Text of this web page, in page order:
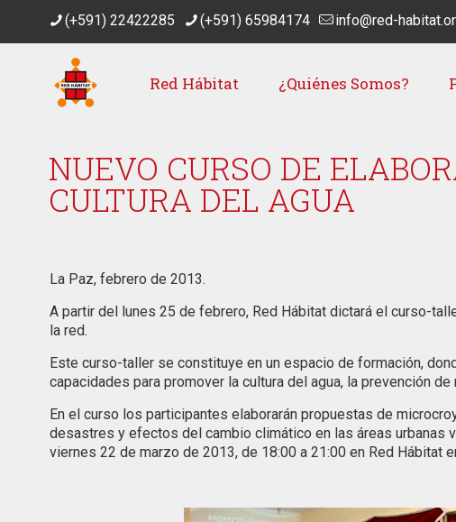
(+591) 22422285 (+591) 65984174 info@red-
Red Hábitat ¿Quiénes Somos?
NUEVO CURSO DE
CULTURA DEL AGUA
La Paz, febrero de 2013.
A partir del lunes 25 de febrero, Red Hábitat dictará el curso-
la red.
Este curso-taller se constituye en un espacio de formación,
capacidades para promover la cultura del agua, la prevención
En el curso los participantes elaborarán propuestas de
desastres y efectos del cambio climático en las áreas urbanas
viernes 22 de marzo de 2013, de 18:00 a 21:00 en Red Hábitat